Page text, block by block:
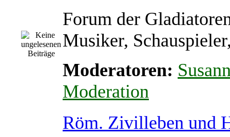
Forum der
Musiker,
Moderatoren:
Moderation
Röm. Zivilleben und